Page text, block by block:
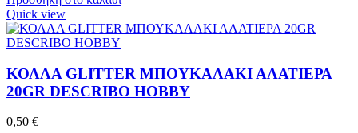
Quick view
ΚΟΛΛΑ GLITTER ΜΠΟΥΚΑΛΑΚΙ ΑΛΑΤΙΕΡΑ
20GR DESCRIBO HOBBY
0,50 €